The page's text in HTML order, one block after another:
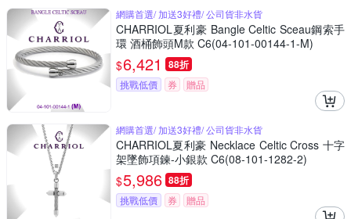
網購首選/ 加送3好禮/ 公司貨非水貨
CHARRIOL夏利豪 Bangle Celtic Sceau鋼索手
環 酒桶飾頭M款 C6(04-101-00144-1-M)
$6,421 88折
挑戰低價 券 贈品
網購首選/ 加送3好禮/ 公司貨非水貨
CHARRIOL夏利豪 Necklace Celtic Cross 十字
架墜飾項鍊-小銀款 C6(08-101-1282-2)
$5,986 88折
挑戰低價 券 贈品